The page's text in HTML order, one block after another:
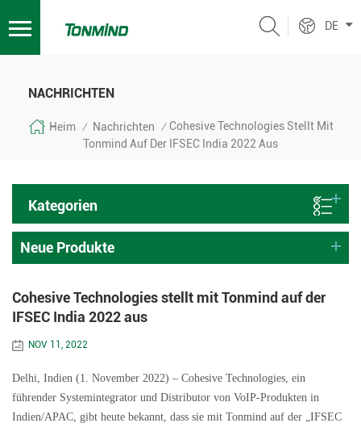
DE
NACHRICHTEN
Heim / Nachrichten / Cohesive Technologies Stellt Mit
Tonmind Auf Der IFSEC India 2022 Aus
Kategorien
Neue Produkte
Cohesive Technologies stellt mit Tonmind auf der
IFSEC India 2022 aus
NOV 11, 2022
Delhi, Indien (1. November 2022) – Cohesive Technologies, ein
führender Systemintegrator und Distributor von VoIP-Produkten in
Indien/APAC, gibt heute bekannt, dass sie mit Tonmind auf der „IFSEC